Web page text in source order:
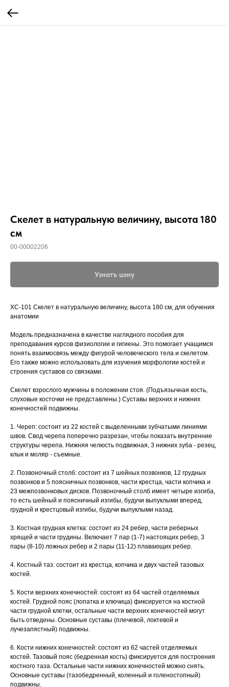
Скелет в натуральную величину, высота 180
см
00-00002206
Узнатъ цену
XC-101 Скелет в натуральную величину, высота 180 см, для обучения
анатомии
Модель предназначена в качестве наглядного пособия для
преподавания курсов физиологии и гигиены. Это помогает учащимся
понять взаимосвязь между фигурой человеческого тела и скелетом.
Его также можно использовать для изучения морфологии костей и
строения суставов со связками.
Скелет взрослого мужчины в положении стоя. (Подъязычная кость,
слуховые косточки не представлены.) Суставы верхних и нижних
конечностей подвижны.
1. Череп: состоит из 22 костей с выделенными зубчатыми линиями
швов. Свод черепа поперечно разрезан, чтобы показать внутренние
структуры черепа. Нижняя челюсть подвижная, 3 нижних зуба - резец,
клык и моляр - съемные.
2. Позвоночный столб: состоит из 7 шейных позвонков, 12 грудных
позвонков и 5 поясничных позвонков, части крестца, части копчика и
23 межпозвонковых дисков. Позвоночный столб имеет четыре изгиба,
то есть шейный и поясничный изгибы, будучи выпуклыми вперед,
грудной и крестцовый изгибы, будучи выпуклыми назад.
3. Костная грудная клетка: состоит из 24 ребер, части реберных
хрящей и части грудины. Включает 7 пар (1-7) настоящих ребер, 3
пары (8-10) ложных ребер и 2 пары (11-12) плавающих ребер.
4. Костный таз: состоит из крестца, копчика и двух частей тазовых
костей.
5. Кости верхних конечностей: состоят из 64 частей отделяемых
костей. Грудной пояс (лопатка и ключица) фиксируется на костной
части грудной клетки, остальные части верхних конечностей могут
быть отведены. Основные суставы (плечевой, локтевой и
лучезапястный) подвижны.
6. Кости нижних конечностей: состоят из 62 частей отделяемых
костей. Тазовый пояс (бедренная кость) фиксируется для построения
костного таза. Остальные части нижних конечностей можно снять.
Основные суставы (тазобедренный, коленный и голеностопный)
подвижны.